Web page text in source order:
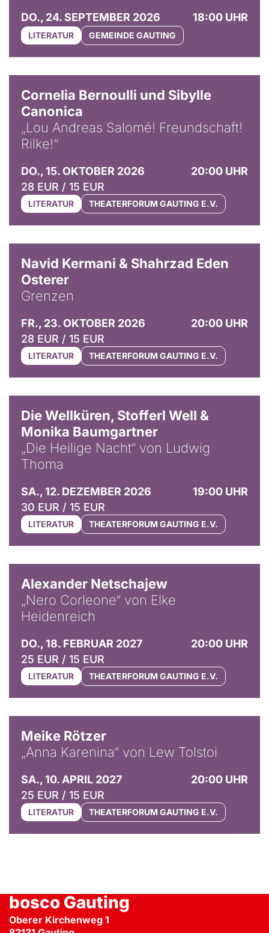
DO., 24. SEPTEMBER 2026 18:00 UHR
LITERATUR GEMEINDE GAUTING
Cornelia Bernoulli und Sibylle
Canonica
„Lou Andreas Salomé! Freundschaft!
Rilke!“
DO., 15. OKTOBER 2026
20:00 UHR
28 EUR / 15 EUR
LITERATUR THEATERFORUM GAUTING E.V.
Navid Kermani & Shahrzad Eden
Osterer
Grenzen
FR., 23. OKTOBER 2026
20:00 UHR
28 EUR / 15 EUR
LITERATUR THEATERFORUM GAUTING E.V.
Die Wellküren, Stofferl Well &
Monika Baumgartner
„Die Heilige Nacht“ von Ludwig
Thoma
SA., 12. DEZEMBER 2026
19:00 UHR
30 EUR / 15 EUR
LITERATUR THEATERFORUM GAUTING E.V.
Alexander Netschajew
„Nero Corleone“ von Elke
Heidenreich
DO., 18. FEBRUAR 2027
20:00 UHR
25 EUR / 15 EUR
LITERATUR THEATERFORUM GAUTING E.V.
Meike Rötzer
„Anna Karenina“ von Lew Tolstoi
SA., 10. APRIL 2027
20:00 UHR
25 EUR / 15 EUR
LITERATUR THEATERFORUM GAUTING E.V.
bosco Gauting
Oberer Kirchenweg 1